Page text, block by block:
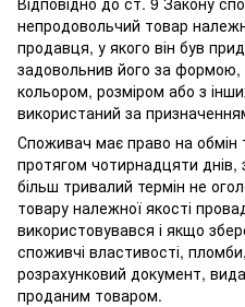
непродовольчий товар
продавця, у якого він був
задовольнив його за
кольором, розміром або з
використаний за
Споживач має право на обмін
протягом чотирнадцяти днів,
більш тривалий термін не
товару належної якості
використовувався і якщо
споживчі властивості,
розрахунковий документ,
проданим товаром.